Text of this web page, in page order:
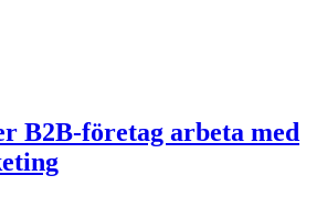
B2B-företag arbeta med